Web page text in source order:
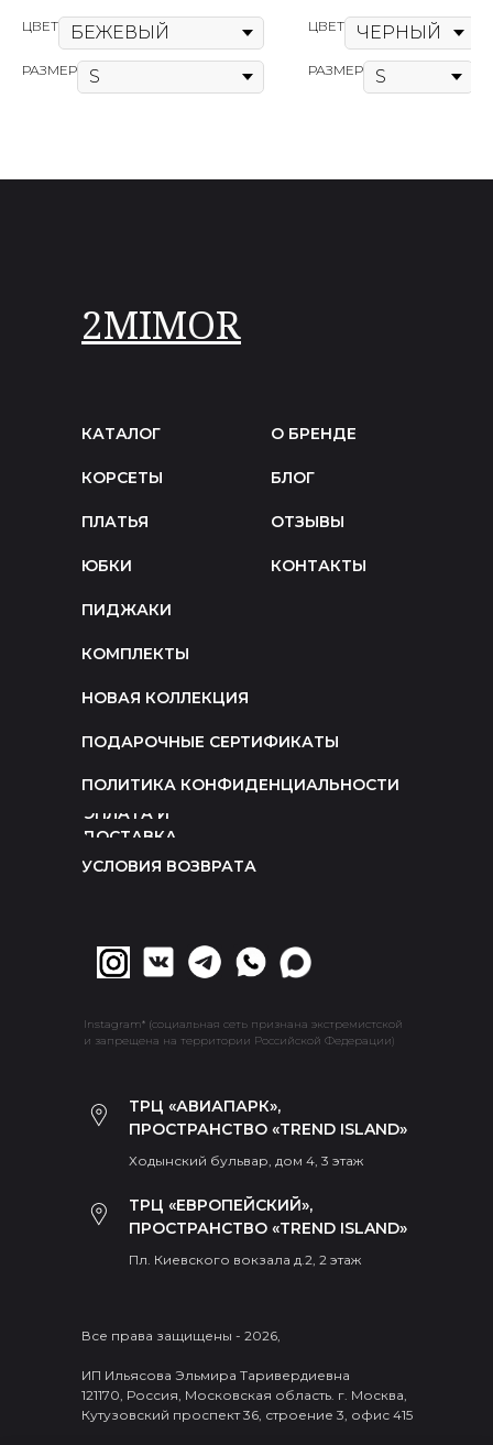
ЦВЕТ
РАЗМЕР
ЦВЕТ
РАЗМЕР
ПОЛИТИКА КОНФИДЕНЦИАЛЬНОСТИ
ОПЛАТА И
ДОСТАВКА
УСЛОВИЯ ВОЗВРАТА
КАТАЛОГ
КОРСЕТЫ
ПЛАТЬЯ
ЮБКИ
ПИДЖАКИ
КОМПЛЕКТЫ
НОВАЯ КОЛЛЕКЦИЯ
ПОДАРОЧНЫЕ СЕРТИФИКАТЫ
О БРЕНДЕ
БЛОГ
ОТЗЫВЫ
КОНТАКТЫ
2MIMOR
Все права защищены - 2026,
ИП Ильясова Эльмира Таривердиевна
121170, Россия, Московская область. г. Москва,
Кутузовский проспект 36, строение 3, офис 415
ТРЦ «ЕВРОПЕЙСКИЙ»,
ПРОСТРАНСТВО «TREND ISLAND»
Пл. Киевского вокзала д.2, 2 этаж
Ходынский бульвар, дом 4, 3 этаж
ТРЦ «АВИАПАРК»,
ПРОСТРАНСТВО «TREND ISLAND»
Instagram* (социальная сеть признана экстремистской
и запрещена на территории Российской Федерации)